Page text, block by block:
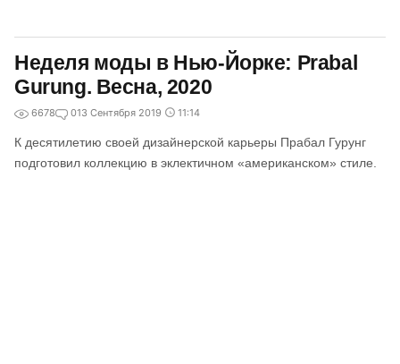
Неделя моды в Нью-Йорке: Prabal
Gurung. Весна, 2020
6678 013 Сентября 2019 11:14
К десятилетию своей дизайнерской карьеры Прабал Гурунг
подготовил коллекцию в эклектичном «американском» стиле.